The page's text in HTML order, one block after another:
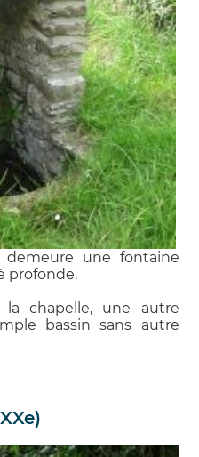
une fontaine
profonde.
chapelle, une autre
bassin sans autre